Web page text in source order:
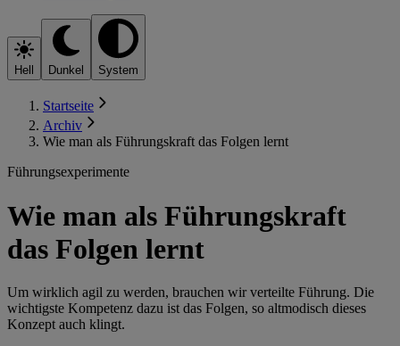
Hell Dunkel System
Startseite
Archiv
Wie man als Führungskraft das Folgen lernt
Führungsexperimente
Wie man als Führungskraft
das Folgen lernt
Um wirklich agil zu werden, brauchen wir verteilte Führung. Die
wichtigste Kompetenz dazu ist das Folgen, so altmodisch dieses
Konzept auch klingt.